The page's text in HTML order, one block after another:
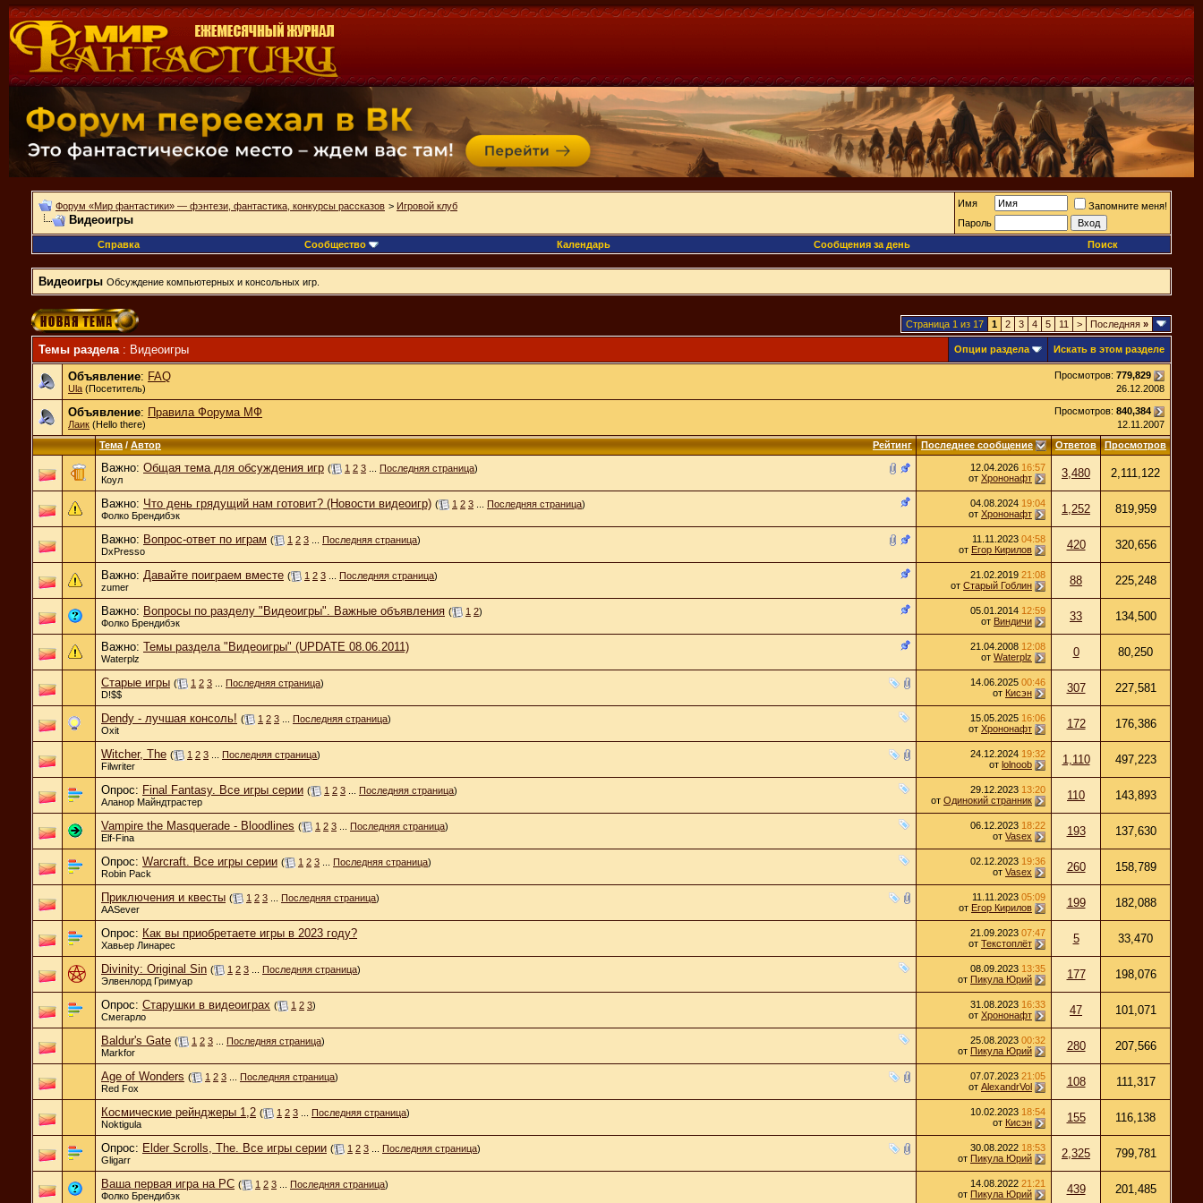
Форум «Мир фантастики» — фэнтези, фантастика, конкурсы рассказов > Игровой клуб
Видеоигры
Имя
Запомните меня!
Пароль
Справка
Сообщество Календарь Сообщения за день Поиск
Видеоигры Обсуждение компьютерных и консольных игр.
Страница 1 из 17 1 2 3 4 5 11 > Последняя »
Темы раздела : Видеоигры Опции раздела Искать в этом разделе
Просмотров: 779,829
Объявление: FAQ
26.12.2008
Ula (Посетитель)
Просмотров: 840,384
Объявление: Правила Форума МФ
12.11.2007
Лаик (Hello there)
Рейтинг
Тема / Автор Последнее сообщение Ответов Просмотров
Важно: Общая тема для обсуждения игр ( 1 2 3 Последняя страница)
Коул
12.04.2026 16:57
от Хрононафт 3,480 2,111,122
Важно: Что день грядущий нам готовит? (Новости видеоигр) ( 1 2 3 Последняя страница)
Фолко Брендибэк
04.08.2024 19:04
от Хрононафт 1,252 819,959
Важно: Вопрос-ответ по играм ( 1 2 3 Последняя страница)
DxPresso
11.11.2023 04:58
от Егор Кирилов 420 320,656
Важно: Давайте поиграем вместе ( 1 2 3 Последняя страница)
zumer
21.02.2019 21:08
от Старый Гоблин 88 225,248
Важно: Вопросы по разделу "Видеоигры". Важные объявления ( 1 2)
Фолко Брендибэк
05.01.2014 12:59
от Виндичи 33 134,500
Важно: Темы раздела "Видеоигры" (UPDATE 08.06.2011)
Waterplz
21.04.2008 12:08
от Waterplz 0 80,250
Cтарые игры ( 1 2 3 Последняя страница)
D!$$
14.06.2025 00:46
от Кисэн 307 227,581
Dendy - лучшая консоль! ( 1 2 3 Последняя страница)
Oxit
15.05.2025 16:06
от Хрононафт 172 176,386
Witcher, The ( 1 2 3 Последняя страница)
Filwriter
24.12.2024 19:32
от lolnoob 1,110 497,223
Опрос: Final Fantasy. Все игры серии ( 1 2 3 Последняя страница)
Аланор Майндтрастер
29.12.2023 13:20
от Одинокий странник 110 143,893
Vampire the Masquerade - Bloodlines ( 1 2 3 Последняя страница)
Elf-Fina
06.12.2023 18:22
от Vasex 193 137,630
Опрос: Warcraft. Все игры серии ( 1 2 3 Последняя страница)
Robin Pack
02.12.2023 19:36
от Vasex 260 158,789
Приключения и квесты ( 1 2 3 Последняя страница)
AASever
11.11.2023 05:09
от Егор Кирилов 199 182,088
Опрос: Как вы приобретаете игры в 2023 году?
Хавьер Линарес
21.09.2023 07:47
от Текстоплёт 5 33,470
Divinity: Original Sin ( 1 2 3 Последняя страница)
Элвенлорд Гримуар
08.09.2023 13:35
от Пикула Юрий 177 198,076
Опрос: Старушки в видеоиграх ( 1 2 3)
Смегарло
31.08.2023 16:33
от Хрононафт 47 101,071
Baldur's Gate ( 1 2 3 Последняя страница)
Markfor
25.08.2023 00:32
от Пикула Юрий 280 207,566
Age of Wonders ( 1 2 3 Последняя страница)
Red Fox
07.07.2023 21:05
от AlexandrVol 108 111,317
Космические рейнджеры 1,2 ( 1 2 3 Последняя страница)
Noktigula
10.02.2023 18:54
от Кисэн 155 116,138
Опрос: Elder Scrolls, The. Все игры серии ( 1 2 3 Последняя страница)
Gligarr
30.08.2022 18:53
от Пикула Юрий 2,325 799,781
Ваша первая игра на PC ( 1 2 3 Последняя страница)
Фолко Брендибэк
14.08.2022 21:21
от Пикула Юрий 439 201,485